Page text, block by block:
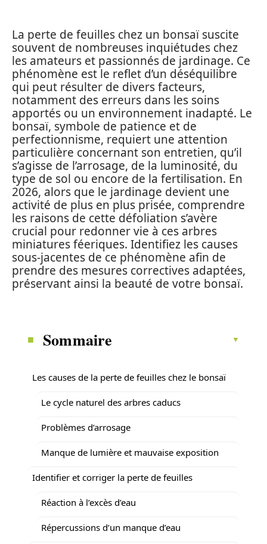
La perte de feuilles chez un bonsaï suscite
souvent de nombreuses inquiétudes chez
les amateurs et passionnés de jardinage. Ce
phénomène est le reflet d’un déséquilibre
qui peut résulter de divers facteurs,
notamment des erreurs dans les soins
apportés ou un environnement inadapté. Le
bonsaï, symbole de patience et de
perfectionnisme, requiert une attention
particulière concernant son entretien, qu’il
s’agisse de l’arrosage, de la luminosité, du
type de sol ou encore de la fertilisation. En
2026, alors que le jardinage devient une
activité de plus en plus prisée, comprendre
les raisons de cette défoliation s’avère
crucial pour redonner vie à ces arbres
miniatures féeriques. Identifiez les causes
sous-jacentes de ce phénomène afin de
prendre des mesures correctives adaptées,
préservant ainsi la beauté de votre bonsaï.
Sommaire
Les causes de la perte de feuilles chez le bonsaï
Le cycle naturel des arbres caducs
Problèmes d’arrosage
Manque de lumière et mauvaise exposition
Identifier et corriger la perte de feuilles
Réaction à l’excès d’eau
Répercussions d’un manque d’eau